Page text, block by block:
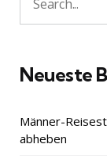
Search
for:
Neueste
Männer-
abheben